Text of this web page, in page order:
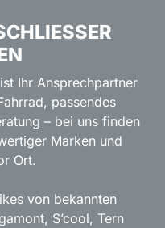
B
Ihr Ansprechpartner
passendes
– bei uns finden
Marken und
Ort.
von bekannten
S’cool, Tern